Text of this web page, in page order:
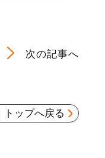
次の記事へ
トップへ戻る